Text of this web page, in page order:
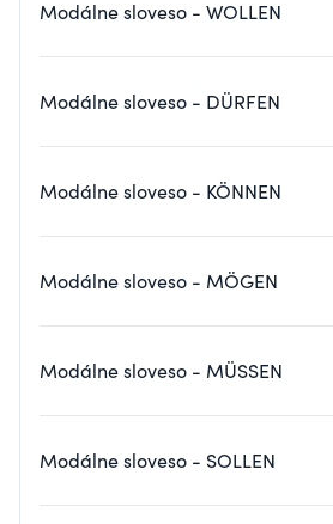
Modálne sloveso - WOLLEN
Modálne sloveso - DÜRFEN
Modálne sloveso - KÖNNEN
Modálne sloveso - MÖGEN
Modálne sloveso - MÜSSEN
Modálne sloveso - SOLLEN